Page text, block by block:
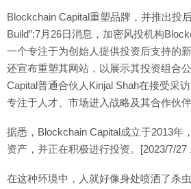
Blockchain Capital重塑品牌，并推出投
Build”:7月26日消息，加密风投机构
一个专注于为创始人提供投资后支持的
还宣布重塑其网站，以展示其投资组合
Capital普通合伙人Kinjal Shah在接受采
专注于人才、市场进入战略及其合作伙伴
据悉，Blockchain Capital成立于2013年
资产，并正在积极进行投资。[2023/7/27
在这种环境中，人就好像身处喷洒了杀